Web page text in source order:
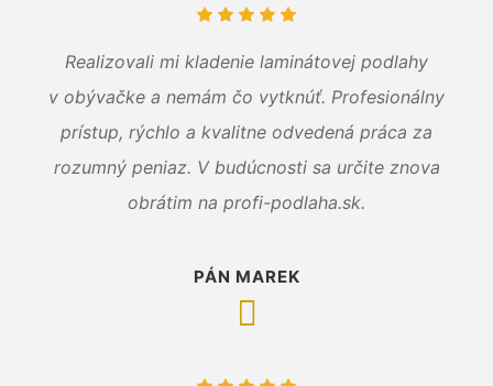
Realizovali mi kladenie laminátovej podlahy
v obývačke a nemám čo vytknúť. Profesionálny
prístup, rýchlo a kvalitne odvedená práca za
rozumný peniaz. V budúcnosti sa určite znova
obrátim na profi-podlaha.sk.
PÁN MAREK